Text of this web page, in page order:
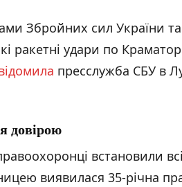
Збройних сил України та
ракетні удари по
пресслужба СБУ в
довірою
встановили
виявилася 35-річна